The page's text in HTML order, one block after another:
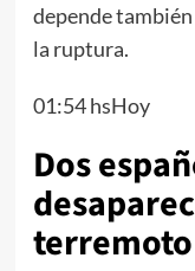
depende
la ruptura.
01:54 hsHoy
Dos